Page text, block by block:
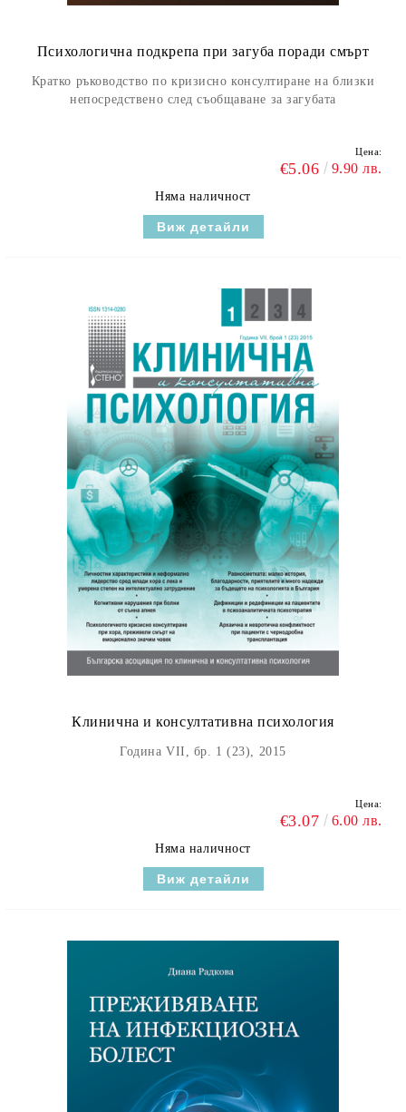
Психологична подкрепа при загуба поради смърт
Кратко ръководство по кризисно консултиране на близки
непосредствено след съобщаване за загубата
Цена:
€5.06 9.90 лв.
Няма наличност
Виж детайли
Клинична и консултативна психология
Година VII, бр. 1 (23), 2015
Цена:
€3.07 6.00 лв.
Няма наличност
Виж детайли